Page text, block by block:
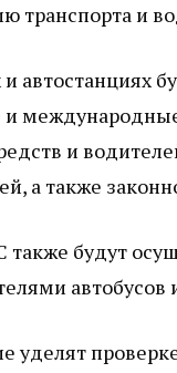
транспорта и
и автостанциях
и
а также
будут
уделят